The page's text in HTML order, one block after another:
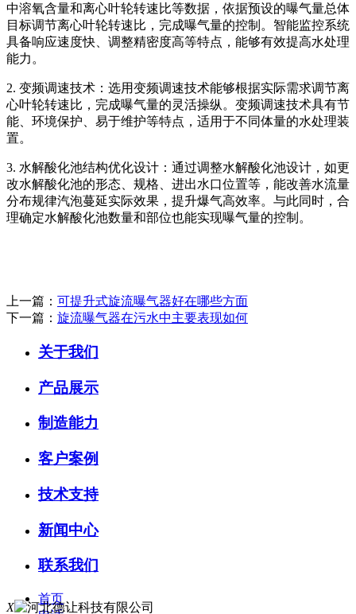
中溶氧含量和离心叶轮转速比等数据，依据预设的曝气量总体
目标调节离心叶轮转速比，完成曝气量的控制。智能监控系统
具备响应速度快、调整精密度高等特点，能够有效提高水处理
能力。
2. 变频调速技术：选用变频调速技术能够根据实际需求调节离
心叶轮转速比，完成曝气量的灵活操纵。变频调速技术具有节
能、环境保护、易于维护等特点，适用于不同体量的水处理装
置。
3. 水解酸化池结构优化设计：通过调整水解酸化池设计，如更
改水解酸化池的形态、规格、进出水口位置等，能改善水流量
分布规律汽泡蔓延实际效果，提升爆气高效率。与此同时，合
理确定水解酸化池数量和部位也能实现曝气量的控制。
上一篇： 可提升式旋流曝气器好在哪些方面
下一篇： 旋流曝气器在污水中主要表现如何
关于我们
产品展示
制造能力
客户案例
技术支持
新闻中心
联系我们
首页
X